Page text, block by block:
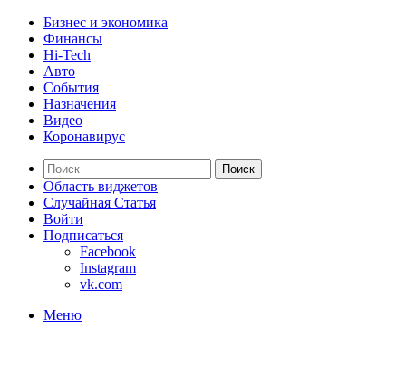
Бизнес и экономика
Финансы
Hi-Tech
Авто
События
Назначения
Видео
Коронавирус
Поиск
Область виджетов
Случайная Статья
Войти
Подписаться
Facebook
Instagram
vk.com
Меню